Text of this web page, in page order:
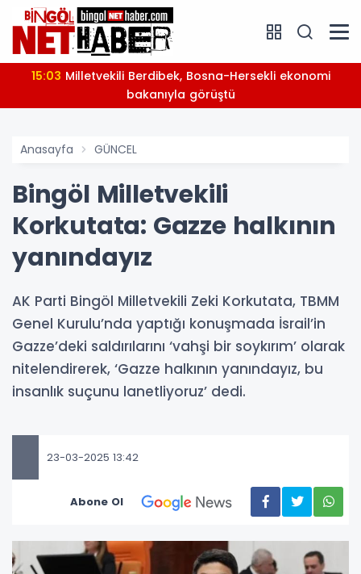
15:03
bakanıyla görüştü
Anasayfa GÜNCEL
Bingöl Milletvekili
Korkutata: Gazze halkının
yanındayız
AK Parti Bingöl Milletvekili Zeki Korkutata, TBMM
Genel Kurulu’nda yaptığı konuşmada İsrail’in
Gazze’deki saldırılarını ‘vahşi bir soykırım’ olarak
nitelendirerek, ‘Gazze halkının yanındayız, bu
insanlık suçunu lanetliyoruz’ dedi.
23-03-2025 13:42
Abone Ol